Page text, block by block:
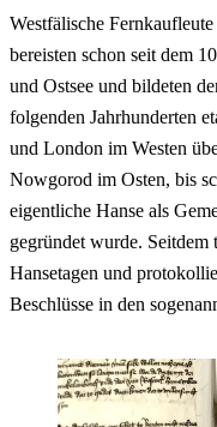
Westfälische
bereisten schon seit dem
und Ostsee und bildeten
folgenden Jahrhunderten
und London im Westen
Nowgorod im Osten, bis
eigentliche Hanse als
gegründet wurde. Seitdem
Hansetagen und
Beschlüsse in den